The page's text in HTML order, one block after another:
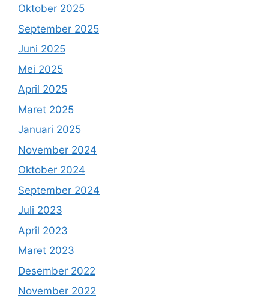
Oktober 2025
September 2025
Juni 2025
Mei 2025
April 2025
Maret 2025
Januari 2025
November 2024
Oktober 2024
September 2024
Juli 2023
April 2023
Maret 2023
Desember 2022
November 2022